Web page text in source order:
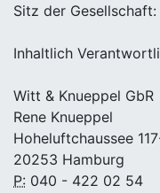
Sitz der
Inhaltlich
Witt & Knueppel GbR
Rene Knueppel
Hoheluftchaussee
20253 Hamburg
P: 040 - 422 02 54